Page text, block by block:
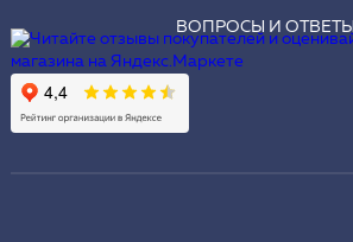
ВОПРОСЫ И ОТВЕТЫ